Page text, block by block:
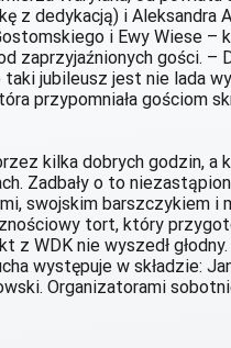
z dedykacją) i
i Ewy Wiese
zaprzyjaźnionych gości. –
jubileusz jest nie lada
przypomniała gościom
kilka dobrych godzin, a
Zadbały o to
swojskim barszczykiem i
tort, który
z WDK nie wyszedł
występuje w składzie:
Organizatorami